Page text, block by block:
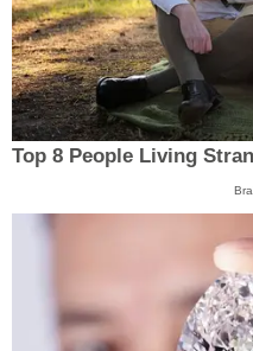
Top 8 People Living